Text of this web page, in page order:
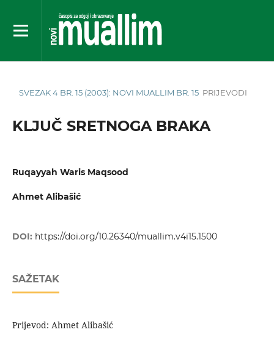
SVEZAK 4 BR. 15 (2003): NOVI MUALLIM BR. 15 PRIJEVODI
KLJUČ SRETNOGA BRAKA
Ruqayyah Waris Maqsood
Ahmet Alibašić
DOI: https://doi.org/10.26340/muallim.v4i15.1500
SAŽETAK
Prijevod: Ahmet Alibašić